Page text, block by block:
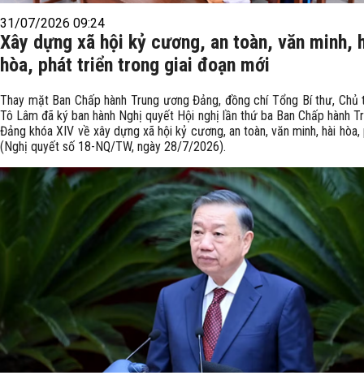
31/07/2026 09:24
Xây dựng xã hội kỷ cương, an toàn, văn minh,
hòa, phát triển trong giai đoạn mới
Thay mặt Ban Chấp hành Trung ương Đảng, đồng chí Tổng Bí thư,
Tô Lâm đã ký ban hành Nghị quyết Hội nghị lần thứ ba Ban Chấp hành
Đảng khóa XIV về xây dựng xã hội kỷ cương, an toàn, văn minh, hài
(Nghị quyết số 18-NQ/TW, ngày 28/7/2026).